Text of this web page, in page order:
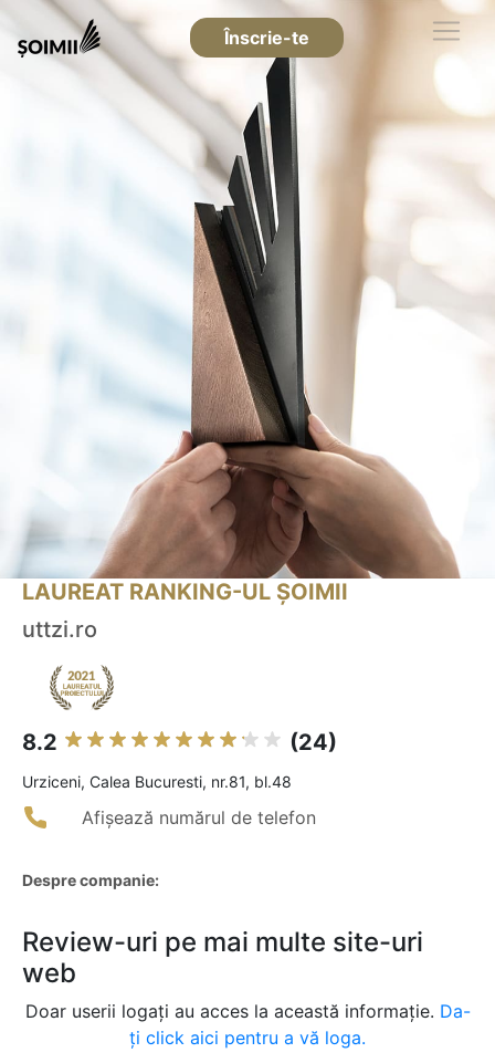
Înscrie-te
LAUREAT RANKING-UL ȘOIMII
uttzi.ro
8.2 (24)
Urziceni, Calea Bucuresti, nr.81, bl.48
Afișează numărul de telefon
Despre companie:
Review-uri pe mai multe site-uri
web
Doar userii logați au acces la această informație. Da-
ți click aici pentru a vă loga.